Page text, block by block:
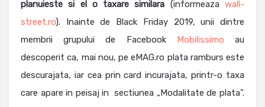
planuieste si el o taxare similara (informeazawall-
street.ro). Inainte de Black Friday 2019, unii dintre
membrii grupului de Facebook Mobilissimo au
descoperit ca, mai nou, pe eMAG.ro plata ramburs este
descurajata, iar cea prin card incurajata, printr-o taxa
care apare in peisaj in sectiunea „Modalitate de plata”.